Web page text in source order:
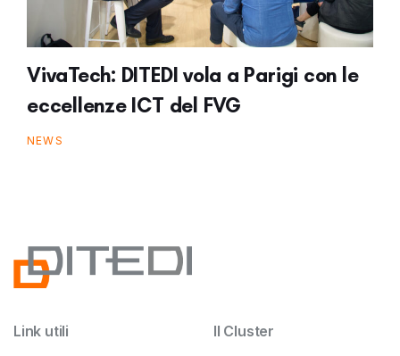
VivaTech: DITEDI vola a Parigi con le
eccellenze ICT del FVG
NEWS
Link utili Il Cluster